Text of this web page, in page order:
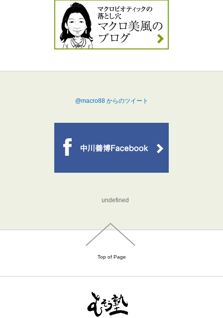
@macro88 からのツイート
undefined
Top of Page